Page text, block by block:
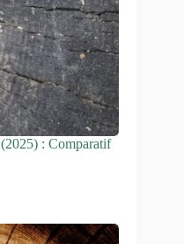
: Comparatif